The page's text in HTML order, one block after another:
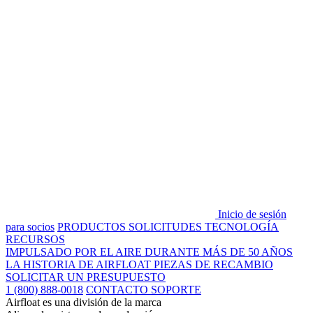
Inicio de sesión
para socios PRODUCTOS SOLICITUDES TECNOLOGÍA
RECURSOS
IMPULSADO POR EL AIRE DURANTE MÁS DE 50 AÑOS
LA HISTORIA DE AIRFLOAT PIEZAS DE RECAMBIO
SOLICITAR UN PRESUPUESTO
1 (800) 888-0018 CONTACTO SOPORTE
Airfloat es una división de la marca